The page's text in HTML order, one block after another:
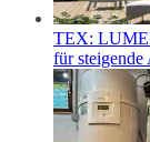
TEX:
für steigende